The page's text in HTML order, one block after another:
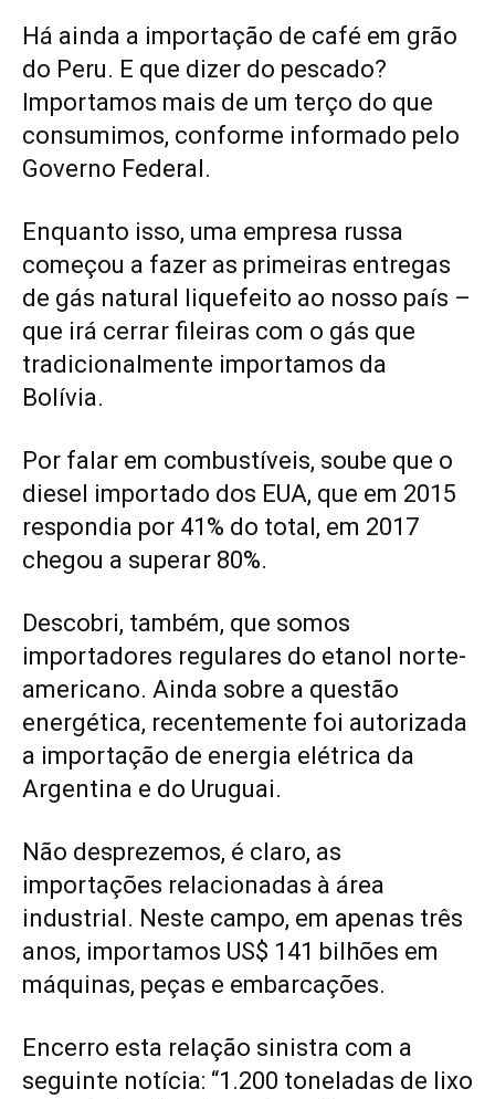
Há ainda a importação de café em grão
do Peru. E que dizer do pescado?
Importamos mais de um terço do que
consumimos, conforme informado pelo
Governo Federal.
Enquanto isso, uma empresa russa
começou a fazer as primeiras entregas
de gás natural liquefeito ao nosso país –
que irá cerrar fileiras com o gás que
tradicionalmente importamos da
Bolívia.
Por falar em combustíveis, soube que o
diesel importado dos EUA, que em 2015
respondia por 41% do total, em 2017
chegou a superar 80%.
Descobri, também, que somos
importadores regulares do etanol norte-
americano. Ainda sobre a questão
energética, recentemente foi autorizada
a importação de energia elétrica da
Argentina e do Uruguai.
Não desprezemos, é claro, as
importações relacionadas à área
industrial. Neste campo, em apenas três
anos, importamos US$ 141 bilhões em
máquinas, peças e embarcações.
Encerro esta relação sinistra com a
seguinte notícia: “1.200 toneladas de lixo